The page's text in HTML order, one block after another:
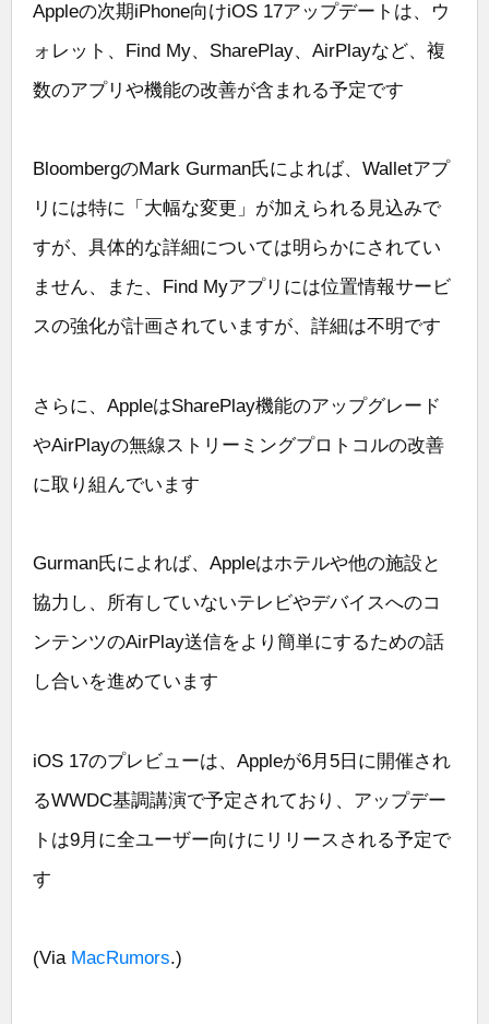
Appleの次期iPhone向けiOS 17アップデートは、ウ
ォレット、Find My、SharePlay、AirPlayなど、複
数のアプリや機能の改善が含まれる予定です
BloombergのMark Gurman氏によれば、Walletアプ
リには特に「大幅な変更」が加えられる見込みで
すが、具体的な詳細については明らかにされてい
ません、また、Find Myアプリには位置情報サービ
スの強化が計画されていますが、詳細は不明です
さらに、AppleはSharePlay機能のアップグレード
やAirPlayの無線ストリーミングプロトコルの改善
に取り組んでいます
Gurman氏によれば、Appleはホテルや他の施設と
協力し、所有していないテレビやデバイスへのコ
ンテンツのAirPlay送信をより簡単にするための話
し合いを進めています
iOS 17のプレビューは、Appleが6月5日に開催され
るWWDC基調講演で予定されており、アップデー
トは9月に全ユーザー向けにリリースされる予定で
す
(Via MacRumors.)